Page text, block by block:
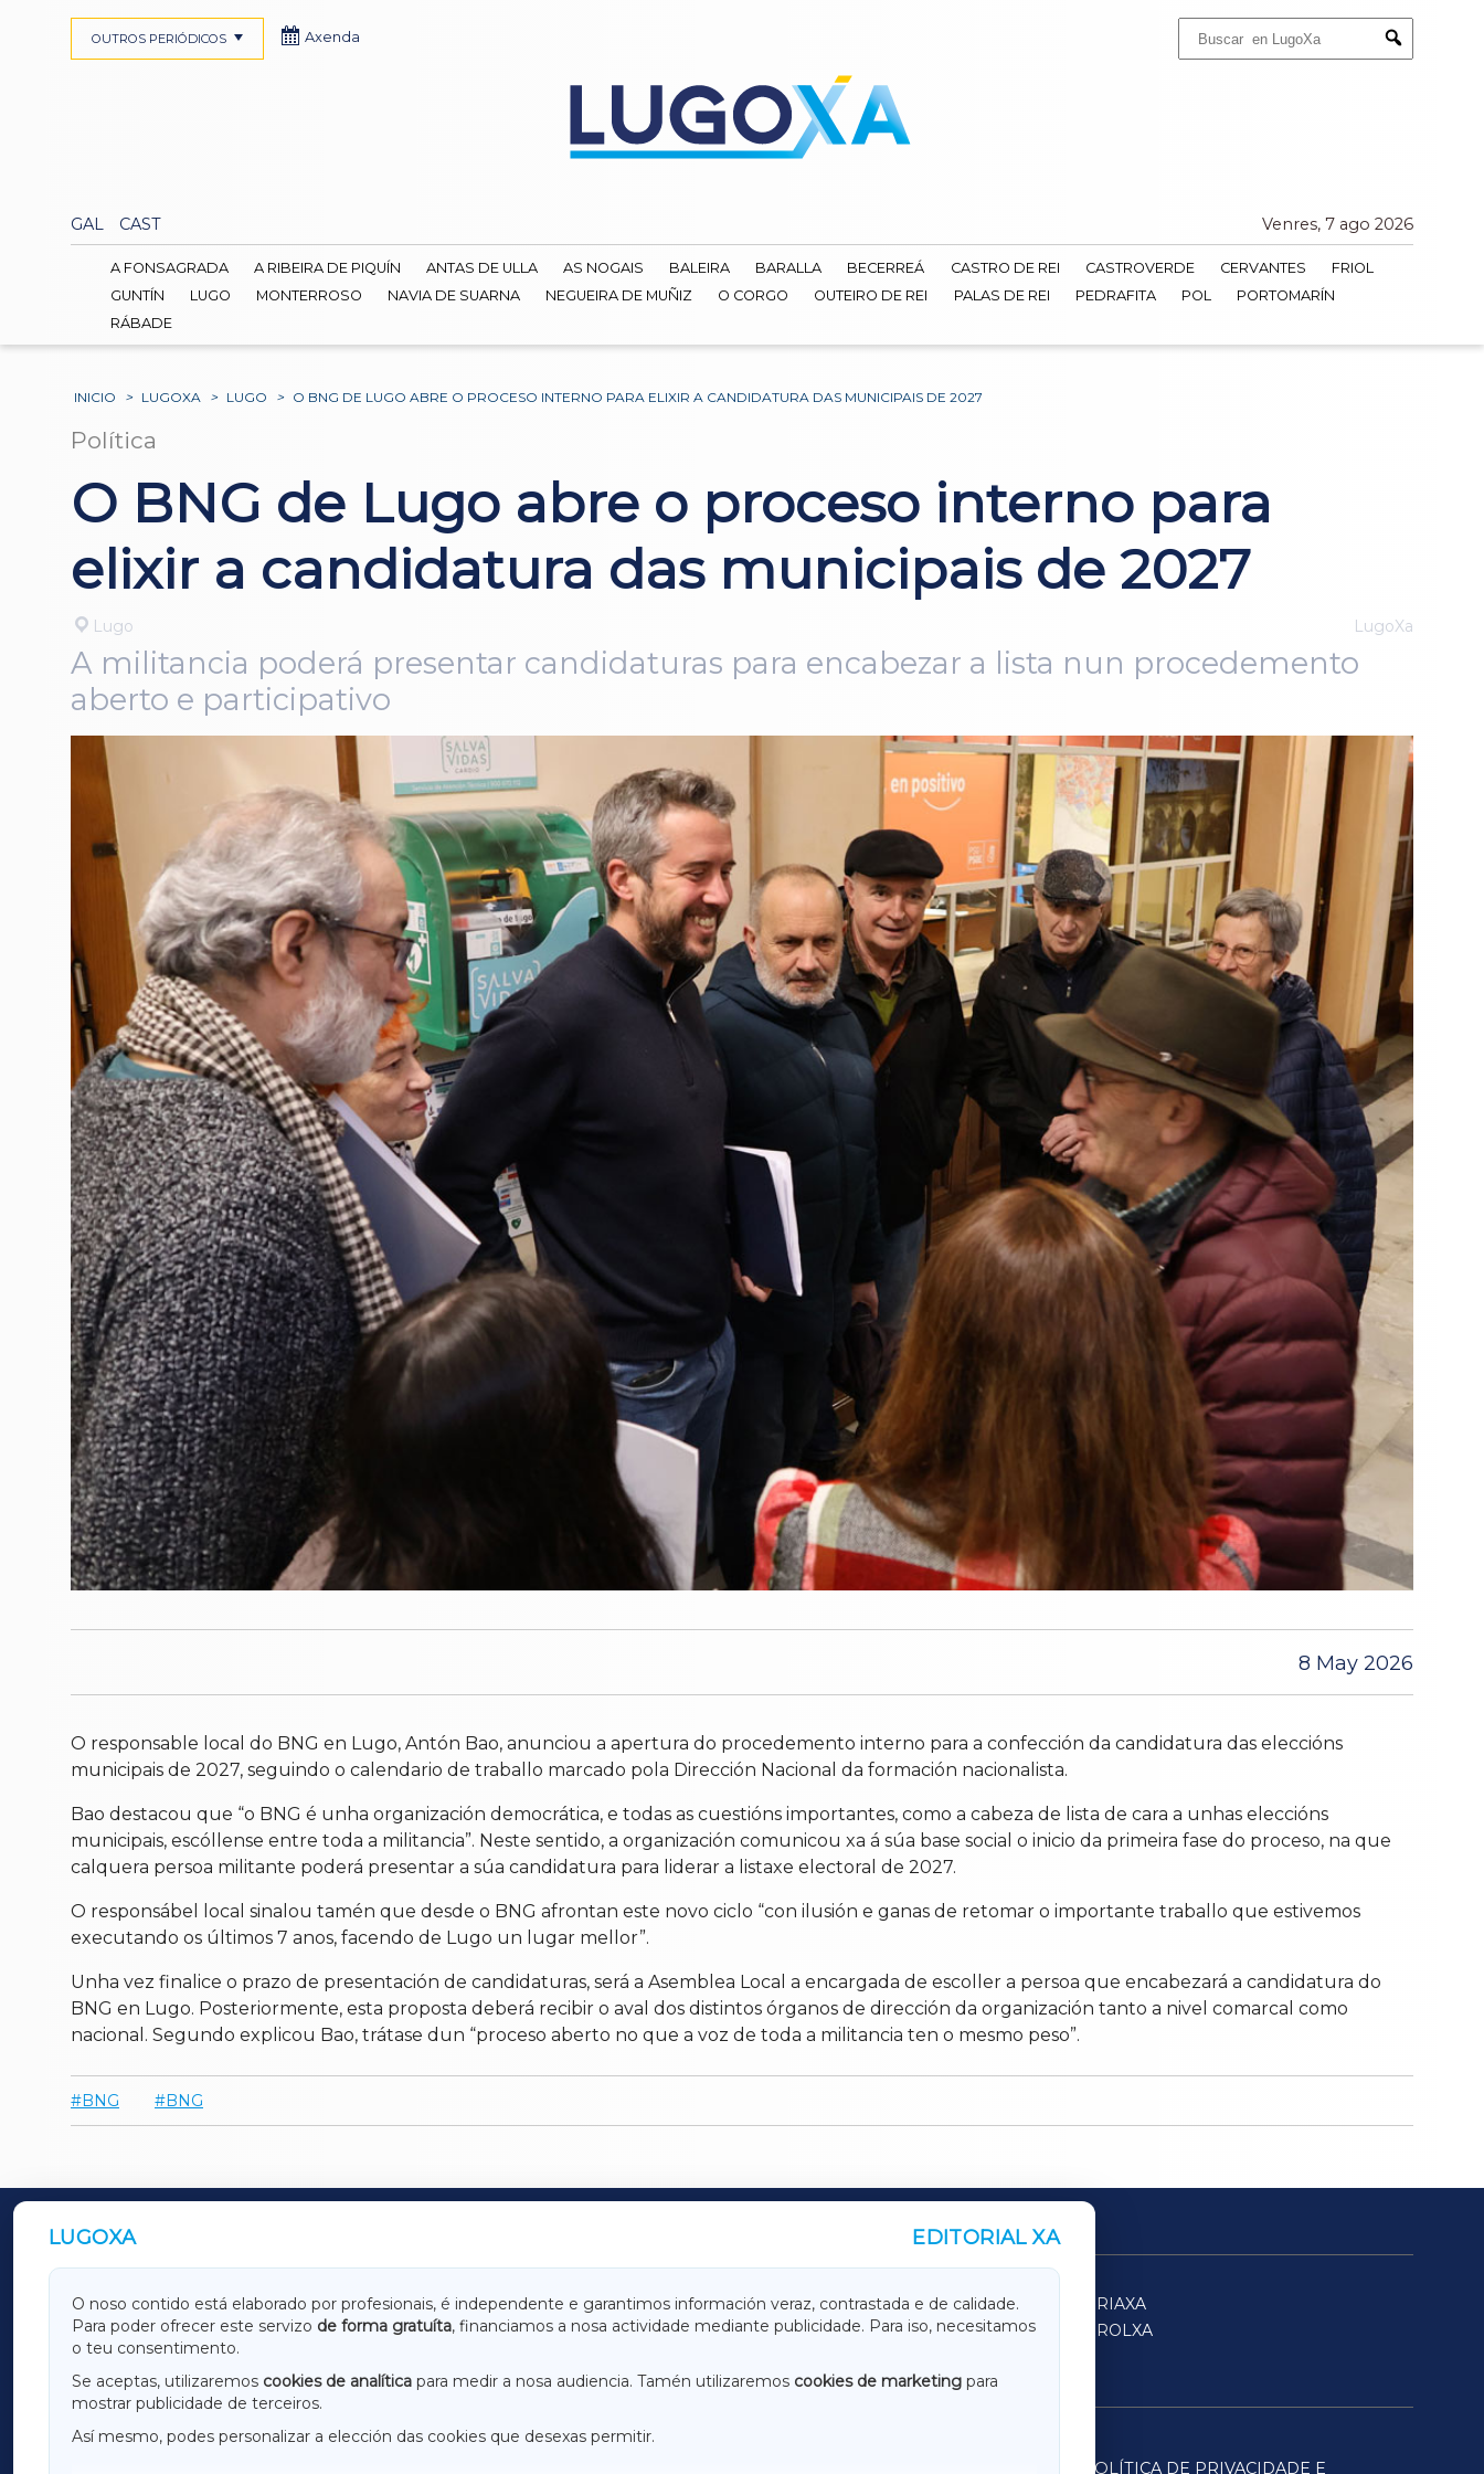
Submit
GAL CAST Venres, 7 ago 2026
OUTROS PERIÓDICOS Axenda
A FONSAGRADA A RIBEIRA DE PIQUÍN ANTAS DE ULLA AS NOGAIS BALEIRA BARALLA BECERREÁ CASTRO DE REI CASTROVERDE CERVANTES
FRIOL
GUNTÍN
LUGO MONTERROSO NAVIA DE SUARNA NEGUEIRA DE MUÑIZ O CORGO OUTEIRO DE REI PALAS DE REI PEDRAFITA POL
PORTOMARÍN
RÁBADE
INICIO > LUGOXA > LUGO > O BNG DE LUGO ABRE O PROCESO INTERNO PARA ELIXIR A CANDIDATURA DAS MUNICIPAIS DE 2027
Política
O BNG de Lugo abre o proceso interno para
elixir a candidatura das municipais de 2027
Lugo LugoXa
A militancia poderá presentar candidaturas para encabezar a lista nun procedemento
aberto e participativo
8 May 2026
O responsable local do BNG en Lugo, Antón Bao, anunciou a apertura do procedemento interno para a confección da candidatura das eleccións
municipais de 2027, seguindo o calendario de traballo marcado pola Dirección Nacional da formación nacionalista.
Bao destacou que “o BNG é unha organización democrática, e todas as cuestións importantes, como a cabeza de lista de cara a unhas eleccións
municipais, escóllense entre toda a militancia”. Neste sentido, a organización comunicou xa á súa base social o inicio da primeira fase do proceso, na que
calquera persoa militante poderá presentar a súa candidatura para liderar a listaxe electoral de 2027.
O responsábel local sinalou tamén que desde o BNG afrontan este novo ciclo “con ilusión e ganas de retomar o importante traballo que estivemos
executando os últimos 7 anos, facendo de Lugo un lugar mellor”.
Unha vez finalice o prazo de presentación de candidaturas, será a Asemblea Local a encargada de escoller a persoa que encabezará a candidatura do
BNG en Lugo. Posteriormente, esta proposta deberá recibir o aval dos distintos órganos de dirección da organización tanto a nivel comarcal como
nacional. Segundo explicou Bao, trátase dun “proceso aberto no que a voz de toda a militancia ten o mesmo peso”.
BNG BNG
LUGOXA EDITORIAL XA
O noso contido está elaborado por profesionais, é independente e garantimos información veraz, contrastada e de calidade.
Para poder ofrecer este servizo de forma gratuíta, financiamos a nosa actividade mediante publicidade. Para iso, necesitamos
o teu consentimento.
Se aceptas, utilizaremos cookies de analítica para medir a nosa audiencia. Tamén utilizaremos cookies de marketing para
mostrar publicidade de terceiros.
Así mesmo, podes personalizar a elección das cookies que desexas permitir.
OUTROS PERIÓDICOS
GALICIAXA LUGOXA TERRACHAXA
SARRIAXA
AMARIÑAXA
RIBEIRASACRAXA ACORUÑAXA
FERROLXA
OURENSEXA
POLÍTICA DE PRIVACIDADE E